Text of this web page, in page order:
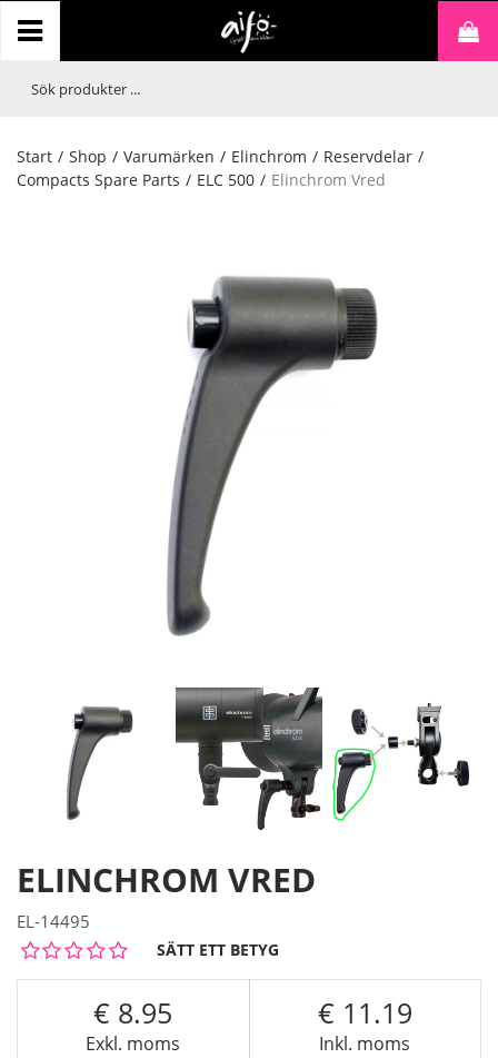
Start / Shop / Varumärken / Elinchrom / Reservdelar /
Compacts Spare Parts / ELC 500 / Elinchrom Vred
ELINCHROM VRED
EL-14495
SÄTT ETT BETYG
Exkl. moms
8.95
Inkl. moms
11.19